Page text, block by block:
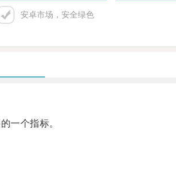
安卓市场，安全绿色
一个指标。